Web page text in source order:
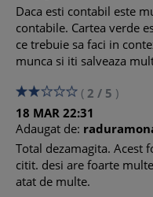
Daca esti contabil este
contabile. Cartea verde
ce trebuie sa faci in
munca si iti salveaza
( 2 / 5 )
18 MAR 22:31
Adaugat de:
Total dezamagita. Acest
citit. desi are foarte
atat de multe.